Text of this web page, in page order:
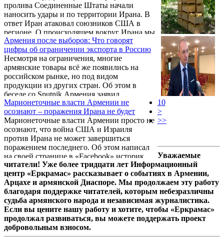
азербайджанская политика давления.
пролива Соединенные Штаты начали
наносить удары и по территории Ирана. В
ответ Иран атаковал союзников США в
регионе. О происходящем вокруг Ирана мы
поговорили с политическим аналитиком и
экспертом по Ирану Арамом
Шахназаряном.
Армения после выборов: Что говорят
цифры об ограничении экспорта в Россию
Несмотря на ограничения, многие
армянские товары всё же появились на
российском рынке, но под видом
продукции из других стран. Об этом в
беседе со Sputnik Армения заявил
экономист, руководитель аналитической
платформы tvyal.com Агаси Тавадян.
Марионеточные власти Армении не
осознают – поражения Ирана не будет
Марионеточные власти Армении просто не
осознают, что война США и Израиля
против Ирана не может завершиться
поражением последнего. Об этом написал
на своей странице в «Facebook» историк,
политолог Армен Айвазян.
10
>
>>
Уважаемые
читатели! Уже более тридцати лет Информационный
центр «Еркрамас» рассказывает о событиях в Армении,
Арцахе и армянской Диаспоре. Мы продолжаем эту работу
благодаря поддержке читателей, которым небезразличны
судьба армянского народа и независимая журналистика.
Если вы цените нашу работу и хотите, чтобы «Еркрамас»
продолжал развиваться, вы можете поддержать проект
добровольным взносом.